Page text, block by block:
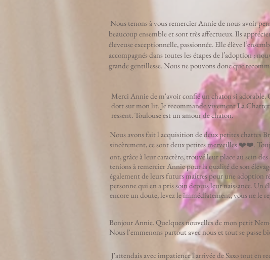
Nous tenons à vous remercier Annie de nous avoir
beaucoup ensemble et sont très affectueux. Ils
éleveuse exceptionnelle, passionnée. Elle élève
accompagnés dans toutes les étapes de l’adoption :
grande gentillesse. Nous ne pouvons donc que
Merci Annie de m'avoir confié un chaton si
dort sur mon lit. Je recommande vivement La
ressent. Toulouse est un amour de chaton.
Nous avons fait l acquisition de deux petites chattes
sincèrement, ce sont deux petites merveilles ❤️❤️.
ont, grâce à leur caractère, trouvé leur place au sein
tenions à remercier Annie pour la qualité de son
également de leurs futurs maîtres pour une adoption
personne qui en a pris soin depuis leur naissance. Un
encore un doute, levez le immédiatement, vous ne le
Bonjour Annie. Quelques nouvelles de mon petit
Nous l'emmenons partout avec nous et tout se passe
J'attendais avec impatience l'arrivée de Saxo tout en